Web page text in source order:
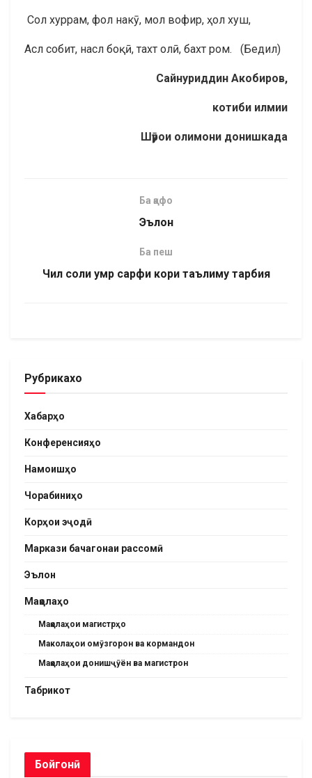
Сол хуррам, фол накӯ, мол вофир, ҳол хуш,
Асл собит, насл боқӣ, тахт олӣ, бахт ром. (Бедил)
Сайнуриддин Акобиров,
котиби илмии
Шӯрои олимони донишкада
Ба қафо
Эълон
Ба пеш
Чил соли умр сарфи кори таълиму тарбия
Рубрикахо
Хабарҳо
Конференсияҳо
Намоишҳо
Чорабиниҳо
Корҳои эҷодӣ
Маркази бачагонаи рассомӣ
Эълон
Мақолаҳо
Мақолаҳои магистрҳо
Маколаҳои омӯзгорон ва кормандон
Мақолаҳои донишҷӯён ва магистрон
Табрикот
Бойгонӣ